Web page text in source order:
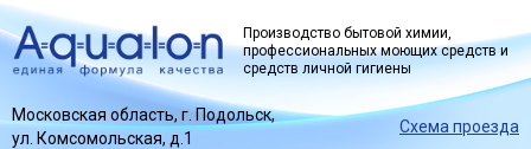
Производство бытовой химии,
профессиональных моющих средств и
средств личной гигиены
Московская область, г. Подольск,
ул. Комсомольская, д.1
Схема проезда